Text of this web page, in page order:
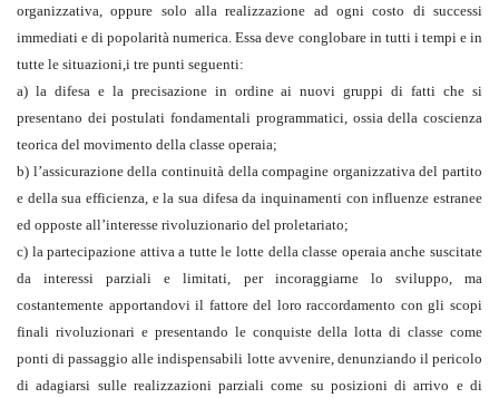
organizzativa, oppure solo alla realizzazione ad ogni costo di successi
immediati e di popolarità numerica. Essa deve conglobare in tutti i tempi e in
tutte le situazioni,i tre punti seguenti:
a) la difesa e la precisazione in ordine ai nuovi gruppi di fatti che si
presentano dei postulati fondamentali programmatici, ossia della coscienza
teorica del movimento della classe operaia;
b) l’assicurazione della continuità della compagine organizzativa del partito
e della sua efficienza, e la sua difesa da inquinamenti con influenze estranee
ed opposte all’interesse rivoluzionario del proletariato;
c) la partecipazione attiva a tutte le lotte della classe operaia anche suscitate
da interessi parziali e limitati, per incoraggiarne lo sviluppo, ma
costantemente apportandovi il fattore del loro raccordamento con gli scopi
finali rivoluzionari e presentando le conquiste della lotta di classe come
ponti di passaggio alle indispensabili lotte avvenire, denunziando il pericolo
di adagiarsi sulle realizzazioni parziali come su posizioni di arrivo e di